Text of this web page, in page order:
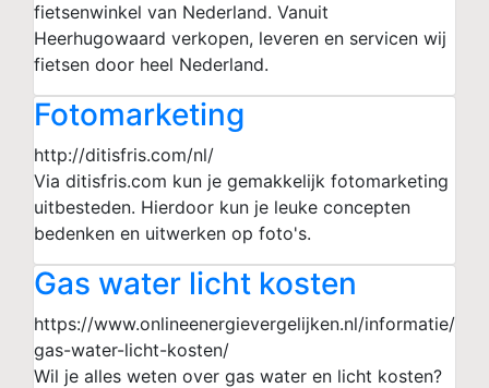
fietsenwinkel van Nederland. Vanuit
Heerhugowaard verkopen, leveren en servicen wij
fietsen door heel Nederland.
Fotomarketing
http://ditisfris.com/nl/
Via ditisfris.com kun je gemakkelijk fotomarketing
uitbesteden. Hierdoor kun je leuke concepten
bedenken en uitwerken op foto's.
Gas water licht kosten
https://www.onlineenergievergelijken.nl/informatie/
gas-water-licht-kosten/
Wil je alles weten over gas water en licht kosten?